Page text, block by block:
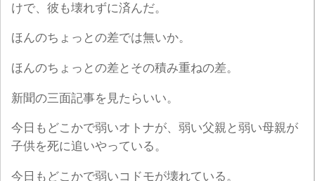
けで、彼も壊れずに済んだ。
ほんのちょっとの差では無いか。
ほんのちょっとの差とその積み重ねの差。
新聞の三面記事を見たらいい。
今日もどこかで弱いオトナが、弱い父親と弱い母親が
子供を死に追いやっている。
今日もどこかで弱いコドモが壊れている。